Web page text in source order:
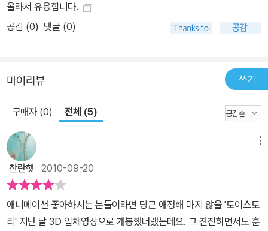
올라서 유용합니다.
공감 (0) 댓글 (0)
마이리뷰 쓰기
구매자 (0) 전체 (5)
찬란햇 2010-09-20
애니메이션 좋아하시는 분들이라면 당근 애정해 마지 않을 '토이스토
리' 지난 달 3D 입체영상으로 개봉했더랬는데요. 그 잔잔하면서도 훈